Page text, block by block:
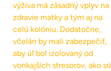
výživa má zásadný vplyv na
zdravie matky a tým aj na
celú kolóniu. Dodatočne,
včelári by mali zabezpečiť,
aby úľ bol izolovaný od
vonkajších stresorov, ako sú